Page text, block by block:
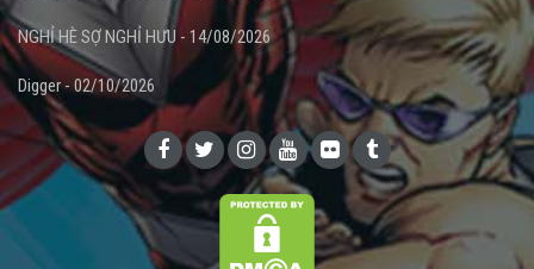
NGHỈ HÈ SỢ NGHỈ HƯU - 14/08/2026
Digger - 02/10/2026